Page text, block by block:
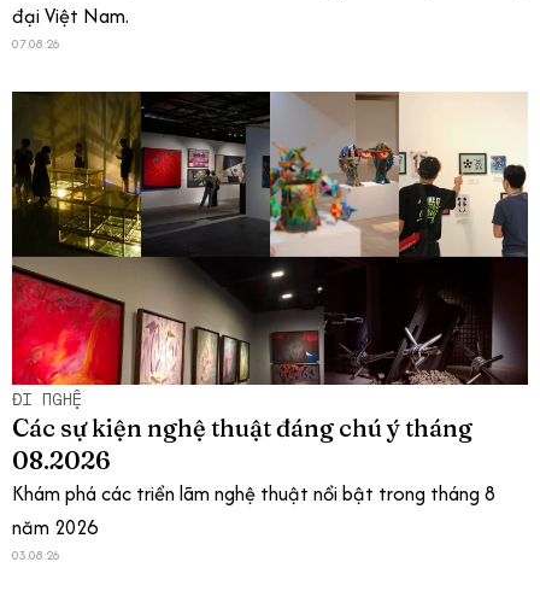
đại Việt Nam.
07.08.26
ĐI NGHỆ
Các sự kiện nghệ thuật đáng chú ý tháng
08.2026
Khám phá các triển lãm nghệ thuật nổi bật trong tháng 8
năm 2026
03.08.26